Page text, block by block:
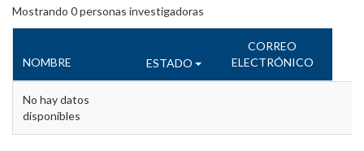
Mostrando 0personas investigadoras
NOMBRE ESTADO
CORREO
ELECTRÓNICO
No hay datos
disponibles